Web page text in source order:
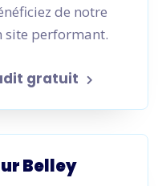
de notre
site performant.
gratuit
Belley